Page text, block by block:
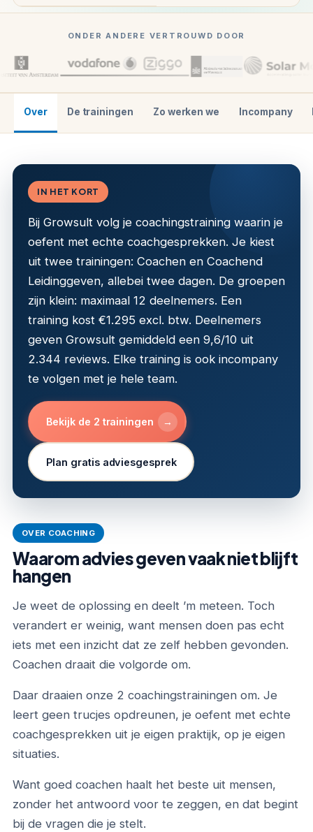
ONDER ANDERE VERTROUWD DOOR
Over De trainingen Zo werken we Incompany
IN HET KORT
Bij Growsult volg je coachingstraining waarin je
oefent met echte coachgesprekken. Je kiest
uit twee trainingen: Coachen en Coachend
Leidinggeven, allebei twee dagen. De groepen
zijn klein: maximaal 12 deelnemers. Een
training kost €1.295 excl. btw. Deelnemers
geven Growsult gemiddeld een 9,6/10 uit
2.344 reviews. Elke training is ook incompany
te volgen met je hele team.
Bekijk de 2 trainingen →
Plan gratis adviesgesprek
OVER COACHING
Waarom advies geven vaak niet blijft
hangen
Je weet de oplossing en deelt ’m meteen. Toch
verandert er weinig, want mensen doen pas echt
iets met een inzicht dat ze zelf hebben gevonden.
Coachen draait die volgorde om.
Daar draaien onze 2 coachingstrainingen om. Je
leert geen trucjes opdreunen, je oefent met echte
coachgesprekken uit je eigen praktijk, op je eigen
situaties.
Want goed coachen haalt het beste uit mensen,
zonder het antwoord voor te zeggen, en dat begint
bij de vragen die je stelt.